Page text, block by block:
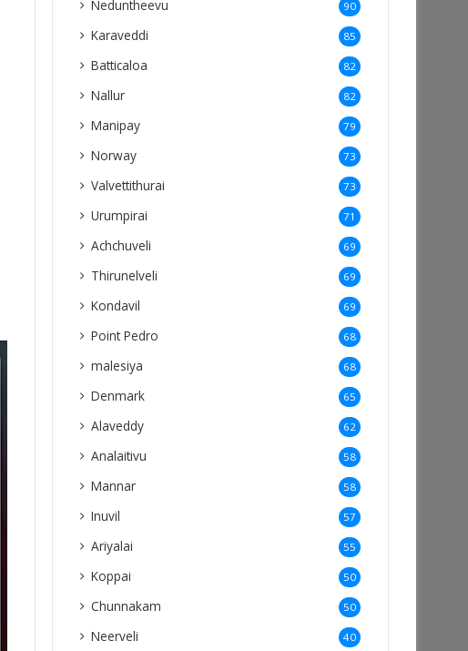
Neduntheevu 90
Karaveddi 85
Batticaloa 82
Nallur 82
Manipay 79
Norway 73
Valvettithurai 73
Urumpirai 71
Achchuveli 69
Thirunelveli 69
Kondavil 69
Point Pedro 68
malesiya 68
Denmark 65
Alaveddy 62
Analaitivu 58
Mannar 58
Inuvil 57
Ariyalai 55
Koppai 50
Chunnakam 50
Neerveli 40